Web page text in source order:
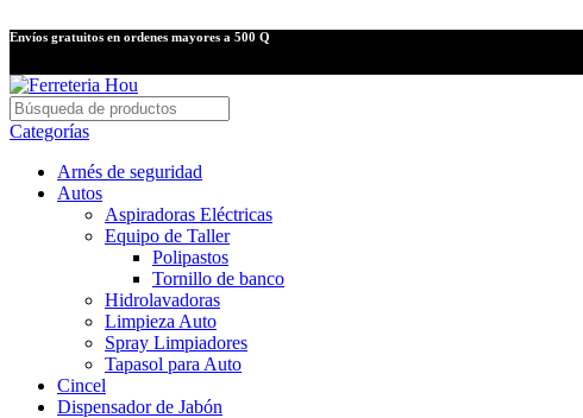
Envíos gratuitos en ordenes mayores a 500 Q
Categorías
Arnés de seguridad
Autos
Aspiradoras Eléctricas
Equipo de Taller
Polipastos
Tornillo de banco
Hidrolavadoras
Limpieza Auto
Spray Limpiadores
Tapasol para Auto
Cincel
Dispensador de Jabón